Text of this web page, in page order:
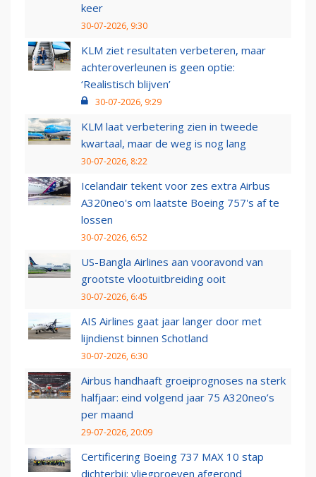
keer
30-07-2026, 9:30
KLM ziet resultaten verbeteren, maar
achteroverleunen is geen optie:
‘Realistisch blijven’
30-07-2026, 9:29
KLM laat verbetering zien in tweede
kwartaal, maar de weg is nog lang
30-07-2026, 8:22
Icelandair tekent voor zes extra Airbus
A320neo's om laatste Boeing 757's af te
lossen
30-07-2026, 6:52
US-Bangla Airlines aan vooravond van
grootste vlootuitbreiding ooit
30-07-2026, 6:45
AIS Airlines gaat jaar langer door met
lijndienst binnen Schotland
30-07-2026, 6:30
Airbus handhaaft groeiprognoses na sterk
halfjaar: eind volgend jaar 75 A320neo’s
per maand
29-07-2026, 20:09
Certificering Boeing 737 MAX 10 stap
dichterbij: vliegproeven afgerond